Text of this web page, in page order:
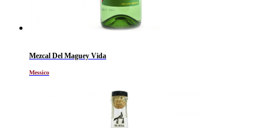
Mezcal Del Maguey Vida
Messico